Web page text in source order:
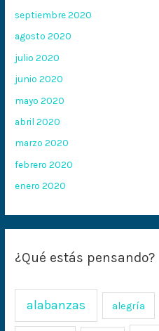
septiembre 2020
agosto 2020
julio 2020
junio 2020
mayo 2020
abril 2020
marzo 2020
febrero 2020
enero 2020
¿Qué estás pensando?
alabanzas alegría